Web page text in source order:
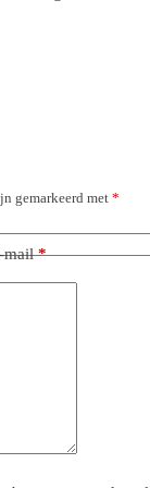
gemarkeerd met*
mail*